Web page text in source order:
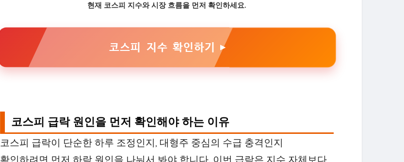
현재 코스피 지수와 시장 흐름을 먼저 확인하세요.
코스피 지수 확인하기 ▶
코스피 급락 원인을 먼저 확인해야 하는 이유
코스피 급락이 단순한 하루 조정인지, 대형주 중심의 수급 충격인지
확인하려면 먼저 하락 원인을 나눠서 봐야 합니다. 이번 급락은 지수 자체보다